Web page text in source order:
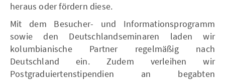
heraus oder fördern diese.
Mit dem Besucher- und Informationsprogramm
sowie den Deutschlandseminaren laden wir
kolumbianische Partner regelmäßig nach
Deutschland ein. Zudem verleihen wir
Postgraduiertenstipendien an begabten